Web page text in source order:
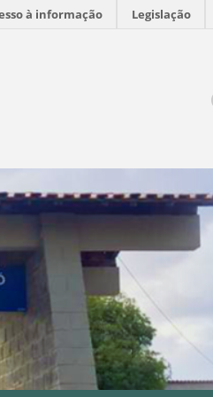
à informação Legislação